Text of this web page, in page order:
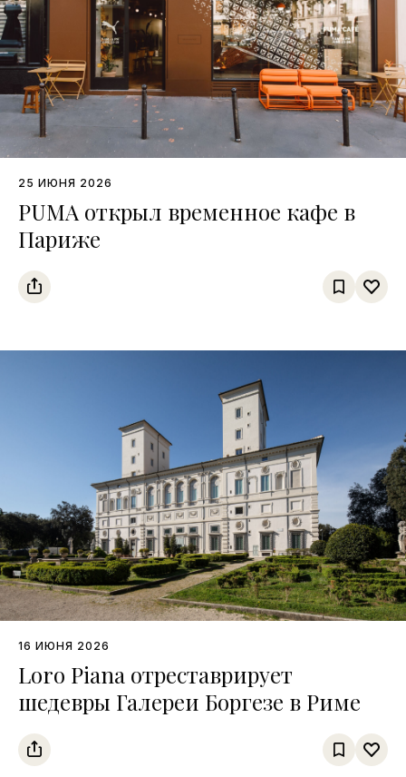
25 ИЮНЯ 2026
PUMA открыл временное кафе в
Париже
16 ИЮНЯ 2026
Loro Piana отреставрирует
шедевры Галереи Боргезе в Риме